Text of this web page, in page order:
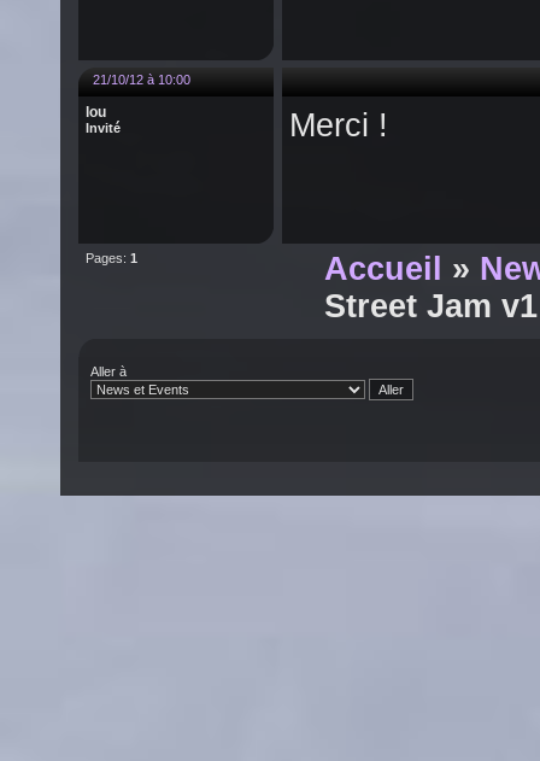
21/10/12 à 10:00
lou
Invité Merci !
Pages: 1 Accueil »
Street Jam v1
Aller à